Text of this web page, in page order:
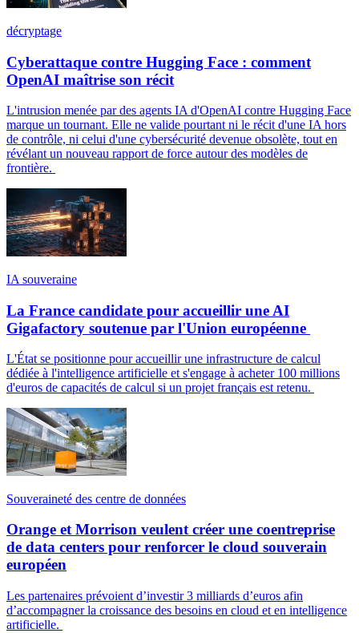
décryptage
Cyberattaque contre Hugging Face : comment
OpenAI maîtrise son récit
L'intrusion menée par des agents IA d'OpenAI contre Hugging Face
marque un tournant. Elle ne valide pourtant ni le récit d'une IA hors
de contrôle, ni celui d'une cybersécurité devenue obsolète, tout en
révélant un nouveau rapport de force autour des modèles de
frontière.
IA souveraine
La France candidate pour accueillir une AI
Gigafactory soutenue par l'Union européenne
L'État se positionne pour accueillir une infrastructure de calcul
dédiée à l'intelligence artificielle et s'engage à acheter 100 millions
d'euros de capacités de calcul si un projet français est retenu.
Souveraineté des centre de données
Orange et Morrison veulent créer une coentreprise
de data centers pour renforcer le cloud souverain
européen
Les partenaires prévoient d’investir 3 milliards d’euros afin
d’accompagner la croissance des besoins en cloud et en intelligence
artificielle.